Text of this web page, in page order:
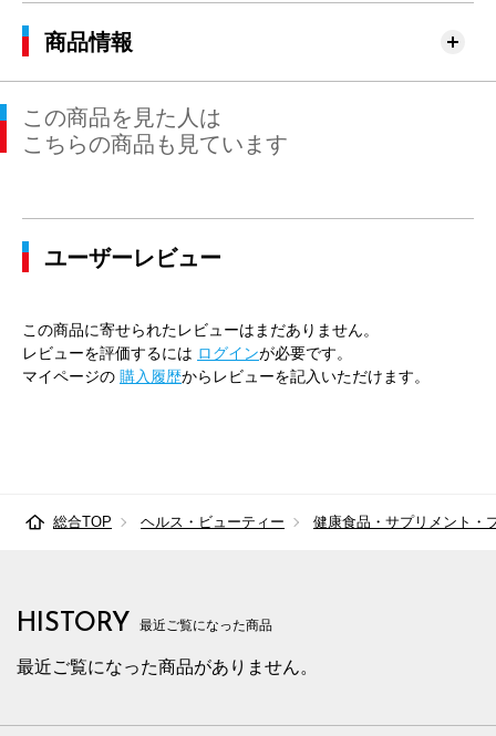
商品情報
この商品を見た人は
こちらの商品も見ています
ユーザーレビュー
この商品に寄せられたレビューはまだありません。
レビューを評価するには ログインが必要です。
マイページの 購入履歴からレビューを記入いただけます。
総合TOP ヘルス・ビューティー 健康食品・サプリメント・
HISTORY 最近ご覧になった商品
最近ご覧になった商品がありません。